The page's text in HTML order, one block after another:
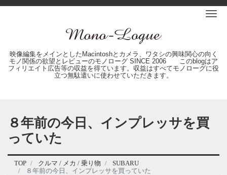
映像編集をメインとしたMacintoshとカメラ、ワタシの興味関心の向く
モノ関係の欲望とレビューのモノローグ SINCE 2006 このblogはア
フィリエイト広告等の収益を得ています。収益はすべてモノローグに役
立つ無駄遣いに使わせていただきます。
８年前の今日、インプレッサを買
っていた
TOP クルマ / メカ / 乗り物
SUBARU
８年前の今日、インプレッサを買っていた